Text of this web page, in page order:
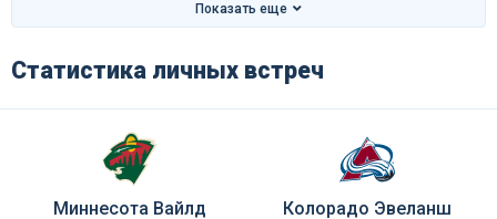
Показать еще
Статистика личных встреч
Миннесота Вайлд Колорадо Эвеланш